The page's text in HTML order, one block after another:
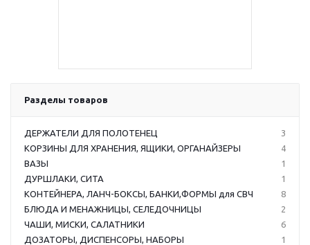
Разделы товаров
ДЕРЖАТЕЛИ ДЛЯ ПОЛОТЕНЕЦ
3
КОРЗИНЫ ДЛЯ ХРАНЕНИЯ, ЯЩИКИ, ОРГАНАЙЗЕРЫ
4
ВАЗЫ
1
ДУРШЛАКИ, СИТА
1
КОНТЕЙНЕРА, ЛАНЧ-БОКСЫ, БАНКИ,ФОРМЫ для СВЧ
8
БЛЮДА И МЕНАЖНИЦЫ, СЕЛЕДОЧНИЦЫ
2
ЧАШИ, МИСКИ, САЛАТНИКИ
6
ДОЗАТОРЫ, ДИСПЕНСОРЫ, НАБОРЫ
1